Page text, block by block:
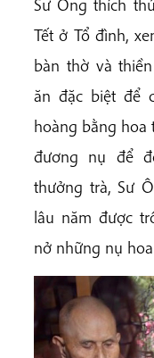
Sư Ông thích
Tết ở Tổ đình,
bàn thờ và
ăn đặc biệt để
hoàng bằng hoa
đương nụ để
thưởng trà, Sư
lâu năm được
nở những nụ